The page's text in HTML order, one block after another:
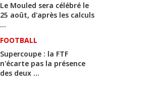
Le Mouled sera célébré le
25 août, d'après les calculs
...
FOOTBALL
Supercoupe : la FTF
n'écarte pas la présence
des deux ...